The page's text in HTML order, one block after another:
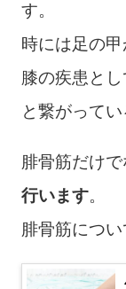
す。
時には足の甲
膝の疾患とし
と繋がってい
腓骨筋だけで
行います
腓骨筋につ